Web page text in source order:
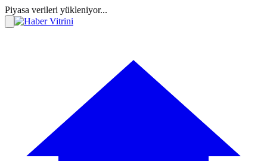
Piyasa verileri yükleniyor...